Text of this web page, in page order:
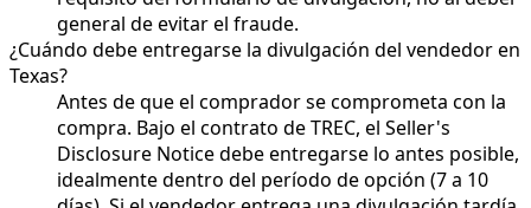
general de evitar el fraude.
¿Cuándo debe entregarse la divulgación del vendedor en
Texas?
Antes de que el comprador se comprometa con la
compra. Bajo el contrato de TREC, el Seller's
Disclosure Notice debe entregarse lo antes posible,
idealmente dentro del período de opción (7 a 10